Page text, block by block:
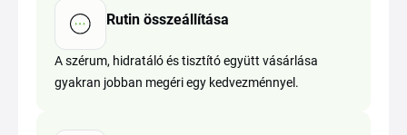
Rutin összeállítása
A szérum, hidratáló és tisztító együtt vásárlása
gyakran jobban megéri egy kedvezménnyel.